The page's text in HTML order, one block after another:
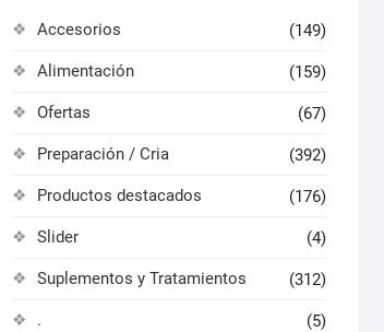
Accesorios (149)
Alimentación (159)
Ofertas (67)
Preparación / Cria (392)
Productos destacados (176)
Slider (4)
Suplementos y Tratamientos (312)
. (5)